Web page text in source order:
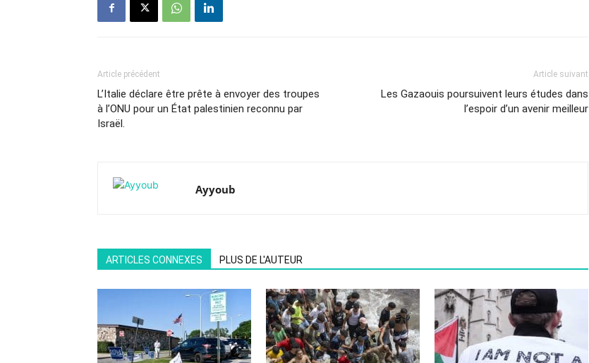
Article précédent
L’Italie déclare être prête à envoyer des troupes
à l’ONU pour un État palestinien reconnu par
Israël.
Article suivant
Les Gazaouis poursuivent leurs études dans
l’espoir d’un avenir meilleur
Ayyoub
ARTICLES CONNEXES PLUS DE L'AUTEUR